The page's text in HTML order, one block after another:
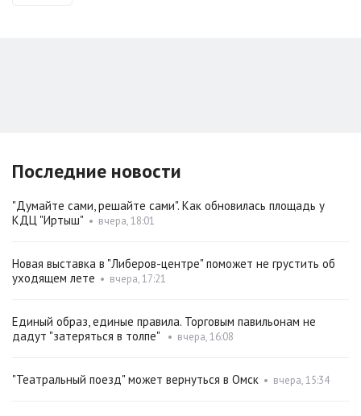
Последние новости
"Думайте сами, решайте сами". Как обновилась площадь у
КДЦ "Иртыш" • вчера, 18:01
Новая выставка в "Либеров-центре" поможет не грустить об
уходящем лете • вчера, 17:21
Единый образ, единые правила. Торговым павильонам не
дадут "затеряться в толпе"
• вчера, 16:08
"Театральный поезд" может вернуться в Омск • вчера, 15:34